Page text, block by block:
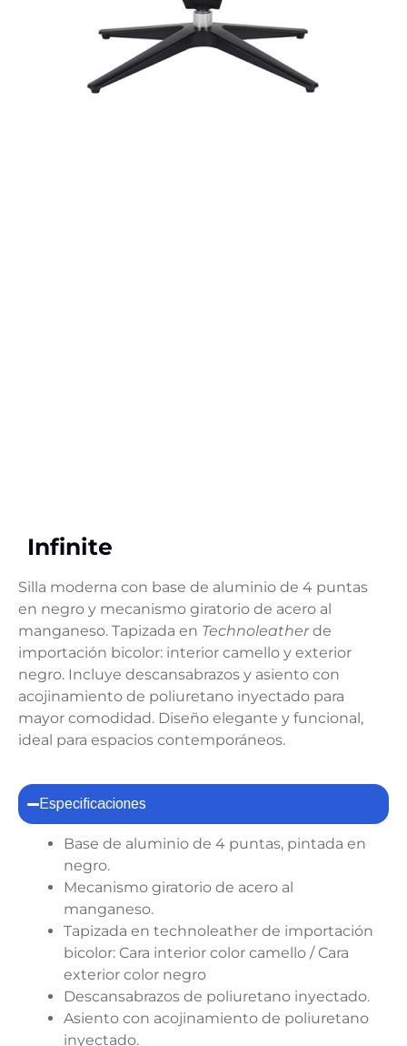
Infinite
Silla moderna con base de aluminio de 4 puntas
en negro y mecanismo giratorio de acero al
manganeso. Tapizada en Technoleatherde
importación bicolor: interior camello y exterior
negro. Incluye descansabrazos y asiento con
acojinamiento de poliuretano inyectado para
mayor comodidad. Diseño elegante y funcional,
ideal para espacios contemporáneos.
Especificaciones
Base de aluminio de 4 puntas, pintada en
negro.
Mecanismo giratorio de acero al
manganeso.
Tapizada en technoleather de importación
bicolor: Cara interior color camello / Cara
exterior color negro
Descansabrazos de poliuretano inyectado.
Asiento con acojinamiento de poliuretano
inyectado.